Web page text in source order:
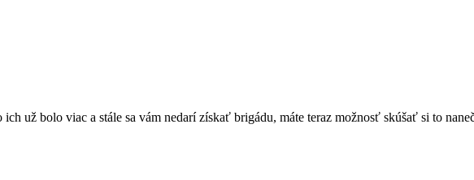
už bolo viac a stále sa vám nedarí získať brigádu, máte teraz možnosť skúšať si to